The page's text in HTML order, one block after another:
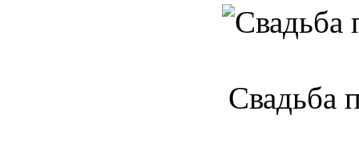
Свадьба